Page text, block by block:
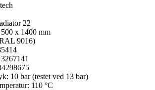
22
x 1400 mm
9016)
10 bar (testet ved 13 bar)
110 °C